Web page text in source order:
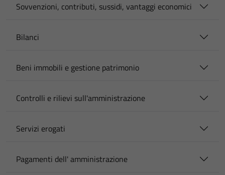
Sovvenzioni, contributi, sussidi, vantaggi economici
Bilanci
Beni immobili e gestione patrimonio
Controlli e rilievi sull'amministrazione
Servizi erogati
Pagamenti dell' amministrazione